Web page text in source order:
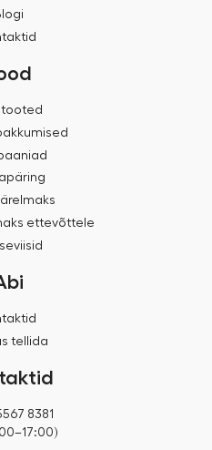
tooted
ettevõttele
tellida
8381